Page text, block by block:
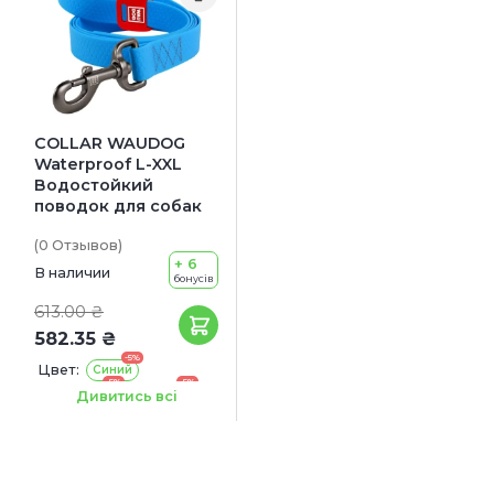
COLLAR WAUDOG
Waterproof L-XXL
Водостойкий
поводок для собак
(0 Отзывов)
В наличии
613.00 ₴
582.35 ₴
+ 6
бонусів
Цвет:
-5%
Синий
-5%
Салатовый
-5%
Красный
-5%
Дивитись всі